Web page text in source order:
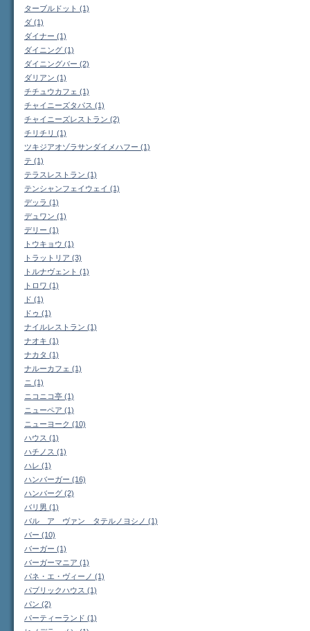
ターブルドット (1)
ダ (1)
ダイナー (1)
ダイニング (1)
ダイニングバー (2)
ダリアン (1)
チチュウカフェ (1)
チャイニーズタパス (1)
チャイニーズレストラン (2)
チリチリ (1)
ツキジアオゾラサンダイメハフー (1)
テ (1)
テラスレストラン (1)
テンシャンフェイウェイ (1)
デッラ (1)
デュワン (1)
デリー (1)
トウキョウ (1)
トラットリア (3)
トルナヴェント (1)
トロワ (1)
ド (1)
ドゥ (1)
ナイルレストラン (1)
ナオキ (1)
ナカタ (1)
ナルーカフェ (1)
ニ (1)
ニコニコ亭 (1)
ニューペア (1)
ニューヨーク (10)
ハウス (1)
ハチノス (1)
ハレ (1)
ハンバーガー (16)
ハンバーグ (2)
バリ男 (1)
バル ア ヴァン タテルノヨシノ (1)
バー (10)
バーガー (1)
バーガーマニア (1)
パネ・エ・ヴィーノ (1)
パブリックハウス (1)
パン (2)
パーティーランド (1)